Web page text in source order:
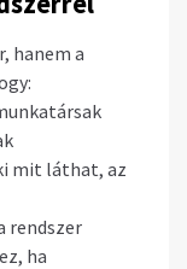
hanem a
mit láthat, az
rendszer
ha